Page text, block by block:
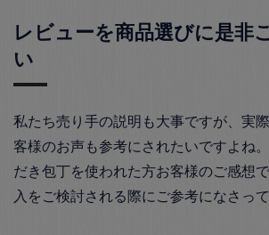
レビューを商品選びに是非
い
私たち売り手の説明も大事ですが、実
客様のお声も参考にされたいですよね
だき包丁を使われた方お客様のご感想
入をご検討される際にご参考になさって